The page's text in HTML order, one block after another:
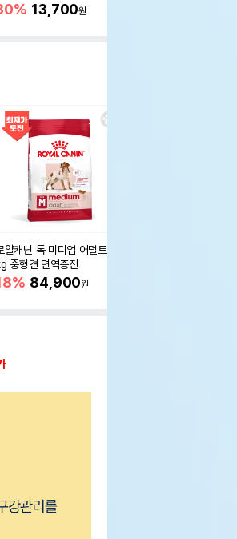
13,700원
얄캐닌 독 미디엄 어덜트 10
중형견 면역증진
84,900원